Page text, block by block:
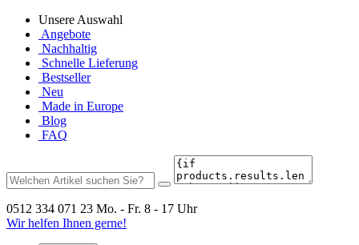
Unsere Auswahl
Angebote
Nachhaltig
Schnelle Lieferung
Bestseller
Neu
Made in Europe
Blog
FAQ
0512 334 071 23 Mo. - Fr. 8 - 17 Uhr
Wir helfen Ihnen gerne!